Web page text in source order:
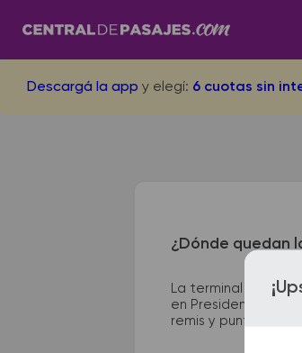
Descargá la app y elegí: 6 cuotas sin
¿Dónde quedan
La terminal de
en Presidente
remis y puntos de